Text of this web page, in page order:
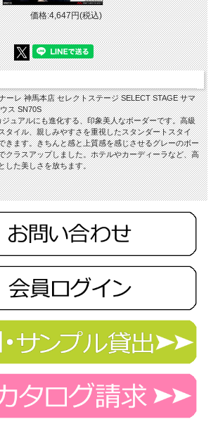
価格:4,647円(税込)
ーレ 神馬本店 セレクトステージ SELECT STAGE サマ
ス SN70S
ュアルにも進化する、印象美人なボーダーです。高級
タイル、親しみやすさを重視したスタンダートスタイ
きます。きちんと感と上質感を感じさせるグレーのボー
クラスアップしました。ホテルやカーディーラなど、高
した美しさを放ちます。